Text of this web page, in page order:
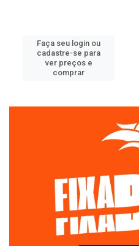
Faça seu login ou
cadastre-se para
ver preços e
comprar